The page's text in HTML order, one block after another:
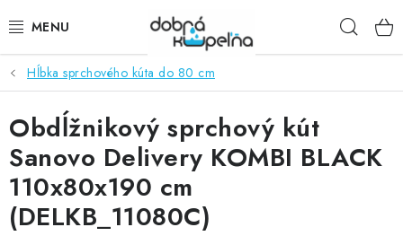
na
SPRCHOVÉ KÚTY
SPRCHOVÉ DVERE
BATÉRIE
VANE
Hĺbka sprchového kúta do 80 cm
Obdĺžnikový sprchový kút
Sanovo Delivery KOMBI BLACK
110x80x190 cm
(DELKB_11080C)